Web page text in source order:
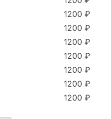
1200 ₽
1200 ₽
1200 ₽
1200 ₽
1200 ₽
1200 ₽
1200 ₽